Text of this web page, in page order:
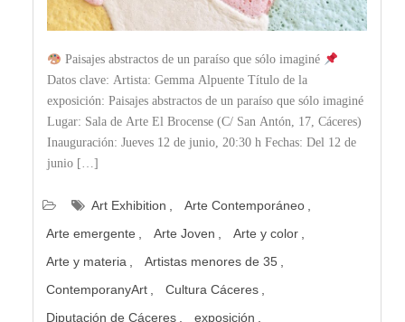
Paisajes abstractos de un paraíso que sólo imaginé
Datos clave: Artista: Gemma Alpuente Título de la
exposición: Paisajes abstractos de un paraíso que sólo imaginé
Lugar: Sala de Arte El Brocense (C/ San Antón, 17, Cáceres)
Inauguración: Jueves 12 de junio, 20:30 h Fechas: Del 12 de
junio […]
Art Exhibition
Arte Contemporáneo
Arte emergente
Arte Joven
Arte y color
Arte y materia
Artistas menores de 35
ContemporanyArt
Cultura Cáceres
Diputación de Cáceres
exposición